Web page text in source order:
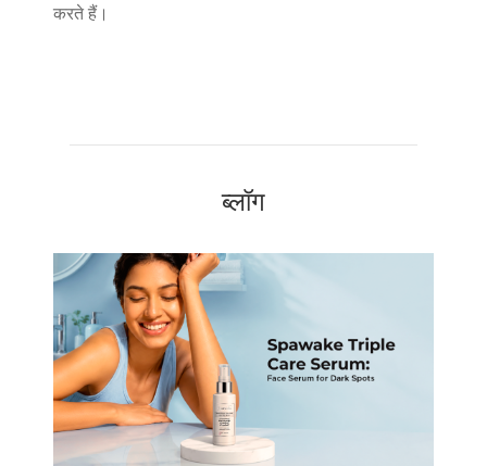
करते हैं।
ब्लॉग